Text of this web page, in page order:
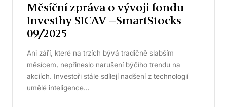
Měsíční zpráva o vývoji fondu
Investhy SICAV –SmartStocks
09/2025
Ani září, které na trzích bývá tradičně slabším
měsícem, nepřineslo narušení býčího trendu na
akciích. Investoři stále sdílejí nadšení z technologií
umělé inteligence…